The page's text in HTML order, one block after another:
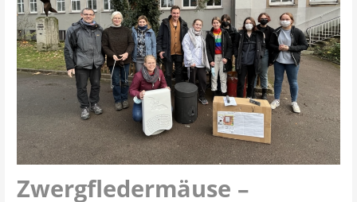
Zwergfledermäuse –